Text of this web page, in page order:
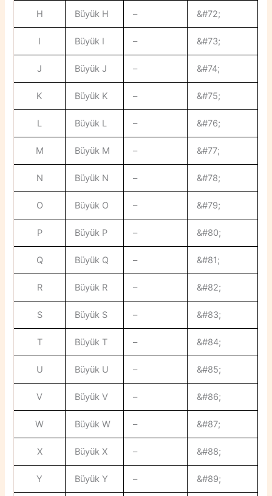
H Büyük H – &#72;
I Büyük I – &#73;
J Büyük J – &#74;
K Büyük K – &#75;
L Büyük L – &#76;
M Büyük M – &#77;
N Büyük N – &#78;
O Büyük O – &#79;
P Büyük P – &#80;
Q Büyük Q – &#81;
R Büyük R – &#82;
S Büyük S – &#83;
T Büyük T – &#84;
U Büyük U – &#85;
V Büyük V – &#86;
W Büyük W – &#87;
X Büyük X – &#88;
Y Büyük Y – &#89;